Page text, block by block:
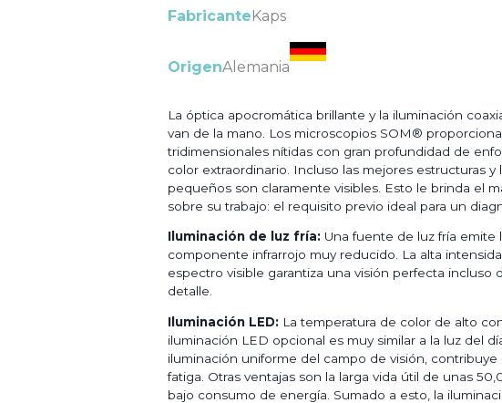
FabricanteKaps
OrigenAlemania
La óptica apocromática brillante y la iluminación
van de la mano. Los microscopios SOM®
tridimensionales nítidas con gran profundidad de
color extraordinario. Incluso las mejores estructuras y
pequeños son claramente visibles. Esto le brinda el
sobre su trabajo: el requisito previo ideal para un
Iluminación de luz fría: Una fuente de luz fría emite
componente infrarrojo muy reducido. La alta
espectro visible garantiza una visión perfecta incluso
detalle.
Iluminación LED: La temperatura de color de alto
iluminación LED opcional es muy similar a la luz del
iluminación uniforme del campo de visión, contribuye
fatiga. Otras ventajas son la larga vida útil de unas
bajo consumo de energía. Sumado a esto, la